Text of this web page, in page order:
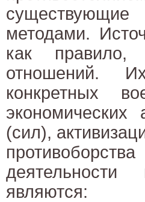
методами.
как правило,
отношений.
конкретных
(сил),
деятельности
являются: